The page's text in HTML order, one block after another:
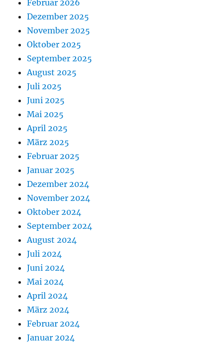
Februar 2026
Dezember 2025
November 2025
Oktober 2025
September 2025
August 2025
Juli 2025
Juni 2025
Mai 2025
April 2025
März 2025
Februar 2025
Januar 2025
Dezember 2024
November 2024
Oktober 2024
September 2024
August 2024
Juli 2024
Juni 2024
Mai 2024
April 2024
März 2024
Februar 2024
Januar 2024